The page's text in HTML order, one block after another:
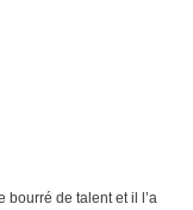
bourré de talent et il l’a